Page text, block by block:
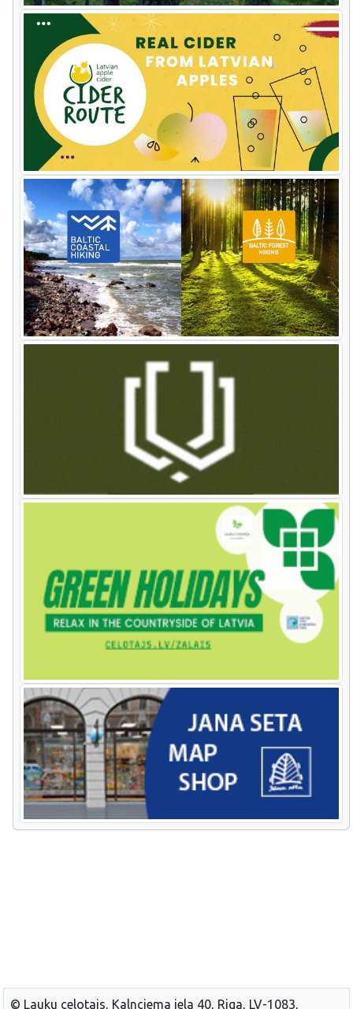
© Lauku celotajs, Kalnciema iela 40, Riga, LV-1083,